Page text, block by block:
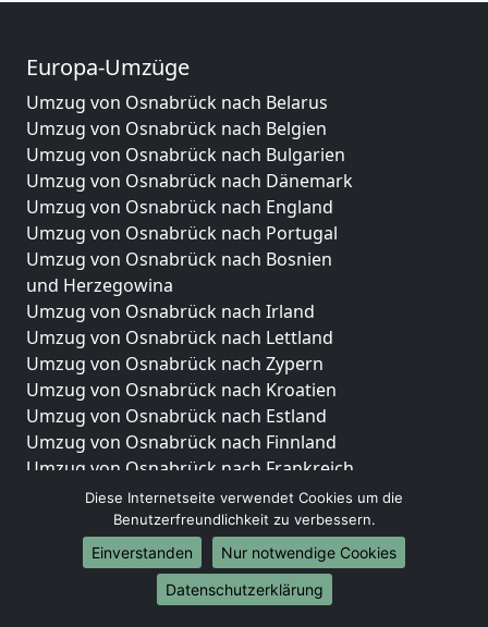
Europa-Umzüge
Umzug von Osnabrück nach Belarus
Umzug von Osnabrück nach Belgien
Umzug von Osnabrück nach Bulgarien
Umzug von Osnabrück nach Dänemark
Umzug von Osnabrück nach England
Umzug von Osnabrück nach Portugal
Umzug von Osnabrück nach Bosnien
und Herzegowina
Umzug von Osnabrück nach Irland
Umzug von Osnabrück nach Lettland
Umzug von Osnabrück nach Zypern
Umzug von Osnabrück nach Kroatien
Umzug von Osnabrück nach Estland
Umzug von Osnabrück nach Finnland
Umzug von Osnabrück nach Frankreich
Umzug von Osnabrück nach Griechenland
Umzug von Osnabrück nach Italien
Umzug von Osnabrück nach Liechtenstein
Umzug von Osnabrück nach Luxemburg
Umzug von Osnabrück nach Niederlande
Diese Internetseite verwendet Cookies um die
Benutzerfreundlichkeit zu verbessern.
Einverstanden
Nur notwendige Cookies
Datenschutzerklärung